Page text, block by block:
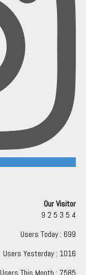
Our Visitor
9 2 5 3 5 4
Users Today : 699
Users Yesterday : 1016
Users This Month : 7585